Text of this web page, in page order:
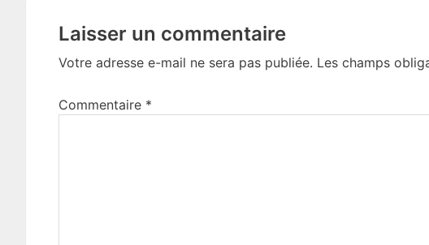
Interactions
Laisser un commentaire
Votre adresse e-mail ne sera pas publiée. Les champs
Commentaire *